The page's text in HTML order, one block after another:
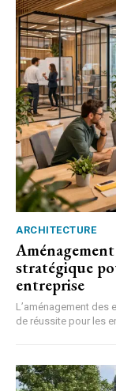
ARCHITECTURE
stratégique
entreprise
L’aménagement des
de réussite pour les